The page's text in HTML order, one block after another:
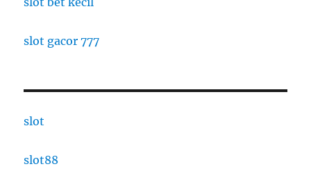
slot gacor 777
slot
slot88